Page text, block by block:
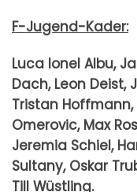
F-Jugend-Kader:
Luca Ionel Albu,
Dach, Leon Deist,
Tristan Hoffmann,
Omerovic, Max
Jeremia Schiel,
Sultany, Oskar
Till Wüstling.